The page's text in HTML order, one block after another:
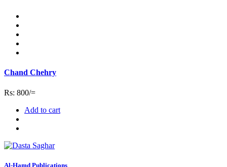
Chand Chehry
Rs: 800/=
Add to cart
Al-Hamd Publications